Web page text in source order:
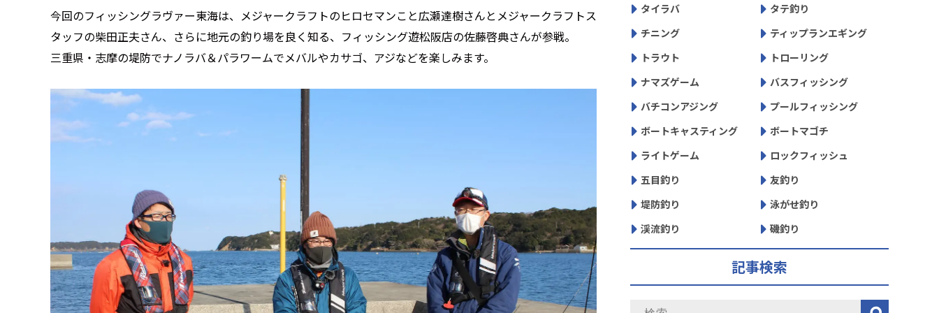
今回のフィッシングラヴァー東海は、メジャークラフトのヒロセマンこと広瀬達樹さんとメジャークラフトス
タッフの柴田正夫さん、さらに地元の釣り場を良く知る、フィッシング遊松阪店の佐藤啓典さんが参戦。
三重県・志摩の堤防でナノラバ＆パラワームでメバルやカサゴ、アジなどを楽しみます。
タイラバ
タテ釣り
チニング
ティップランエギング
トラウト
トローリング
ナマズゲーム
バスフィッシング
バチコンアジング
プールフィッシング
ボートキャスティング
ボートマゴチ
ライトゲーム
ロックフィッシュ
五目釣り
友釣り
堤防釣り
泳がせ釣り
渓流釣り
磯釣り
記事検索